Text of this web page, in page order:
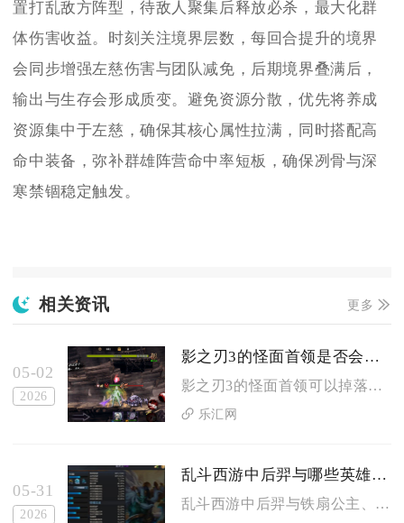
置打乱敌方阵型，待敌人聚集后释放必杀，最大化群
体伤害收益。时刻关注境界层数，每回合提升的境界
会同步增强左慈伤害与团队减免，后期境界叠满后，
输出与生存会形成质变。避免资源分散，优先将养成
资源集中于左慈，确保其核心属性拉满，同时搭配高
命中装备，弥补群雄阵营命中率短板，确保冽骨与深
寒禁锢稳定触发。
相关资讯 更多
05-02
2026
影之刃3的怪面首领是否会掉落稀有装备
影之刃3的怪面首领可以掉落稀有装备，且掉落范围覆盖橙色品质装...
乐汇网
05-31
2026
乱斗西游中后羿与哪些英雄形成最佳阵容效果
乱斗西游中后羿与铁扇公主、天蓬元帅、地藏王、嫦娥、哪吒能形成...